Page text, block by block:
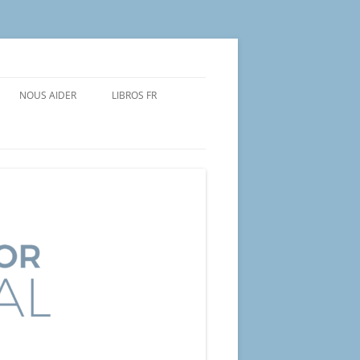
NOUS AIDER LIBROS FR